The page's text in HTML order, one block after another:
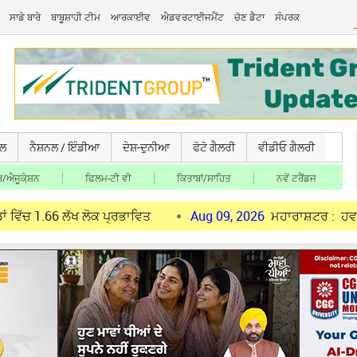
ਸਾਡੇ ਬਾਰੇ ਬਾਬੂਸ਼ਾਹੀ ਟੀਮ ਆਰਕਾਈਵ ਐਡਵਰਟਾਈਜਮੈਂਟ ਚੋਣ ਡੈਟਾ ਸੰਪਰਕ
ਨੈਸ਼ਨਲ / ਇੰਡੀਆ ਦੇਸ਼-ਦੁਨੀਆ ਫੋਟੋ ਗੈਲਰੀ ਵੀਡੀਓ ਗੈਲਰੀ
ਐਜੂਕੇ਼ਸ਼ਨ ਫਿਲਮ-ਟੀ ਵੀ ਕਿਤਾਬਾਂ/ਸਾਹਿਤ ਨਵੇਂ ਟਰੈਂਡਜ
ਲੋਕ ਪ੍ਰਭਾਵਿਤ Aug 09, 2026 ਮਹਾਰਾਸ਼ਟਰ : ਹਵਾਈ ਅੱਡੇ 'ਤੇ